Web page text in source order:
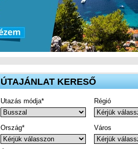
ÚTAJÁNLAT KERESŐ
Utazás módja* Régió
Ország* Város